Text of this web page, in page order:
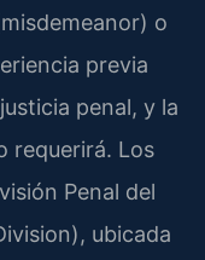
o
previa
penal, y la
requerirá. Los
Penal del
ubicada